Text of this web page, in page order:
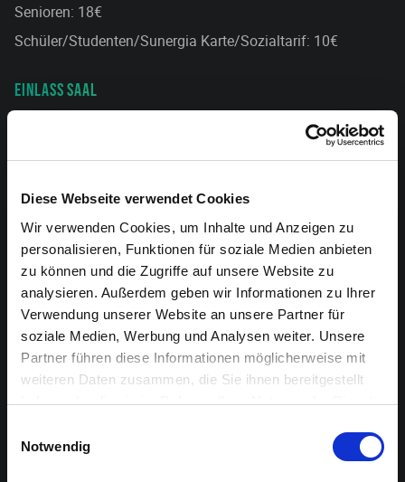
Diese Webseite verwendet Cookies
Wir verwenden Cookies, um Inhalte und Anzeigen zu
personalisieren, Funktionen für soziale Medien anbieten
zu können und die Zugriffe auf unsere Website zu
analysieren. Außerdem geben wir Informationen zu Ihrer
Verwendung unserer Website an unsere Partner für
soziale Medien, Werbung und Analysen weiter. Unsere
Partner führen diese Informationen möglicherweise mit
weiteren Daten zusammen, die Sie ihnen bereitgestellt
haben oder die sie im Rahmen Ihrer Nutzung der Dienste
Notwendig
Senioren: 18€
Schüler/Studenten/Sunergia Karte/Sozialtarif: 10€
EINLASS SAAL
19:30
DAUER
60 Minuten
Innen- und Außengelände
BESTUHLUNG
Es handelt sich um einen Rundgang innerhalb und
außerhalb des Gebäudes. Zugänglich für Personen mit
eingeschränkter Mobilität. Es werden auch Sitzplätze zur
Verfügung stehen.
MITFAHRGELEGENHEIT GESUCHT?